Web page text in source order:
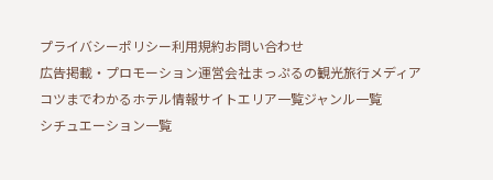
プライバシーポリシー利用規約お問い合わせ
広告掲載・プロモーション運営会社まっぷるの観光旅行メディア
コツまでわかるホテル情報サイトエリア一覧ジャンル一覧
シチュエーション一覧